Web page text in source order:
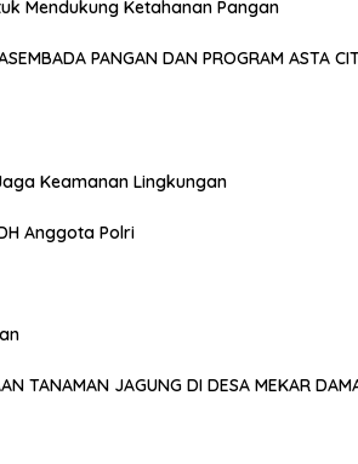
Mendukung Ketahanan Pangan
PANGAN DAN PROGRAM ASTA
Keamanan Lingkungan
Anggota Polri
TANAMAN JAGUNG DI DESA MEKAR